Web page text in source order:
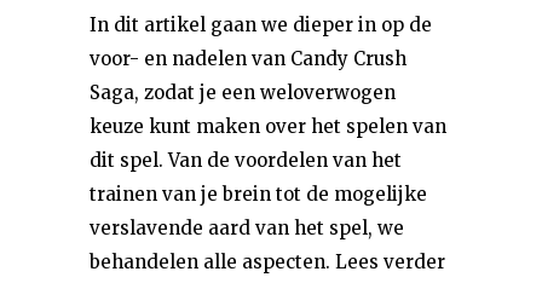
In dit artikel gaan we dieper in op de
voor- en nadelen van Candy Crush
Saga, zodat je een weloverwogen
keuze kunt maken over het spelen van
dit spel. Van de voordelen van het
trainen van je brein tot de mogelijke
verslavende aard van het spel, we
behandelen alle aspecten. Lees verder